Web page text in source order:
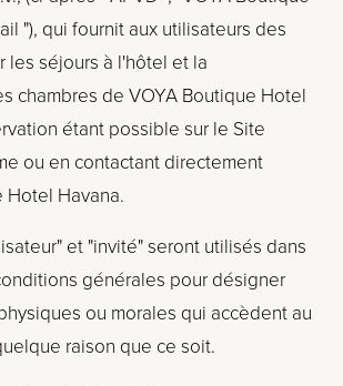
"), qui fournit aux utilisateurs des
les séjours à l'hôtel et la
chambres de VOYA Boutique Hotel
étant possible sur le Site
ou en contactant directement
Hotel Havana.
et "invité" seront utilisés dans
générales pour désigner
ou morales qui accèdent au
raison que ce soit.